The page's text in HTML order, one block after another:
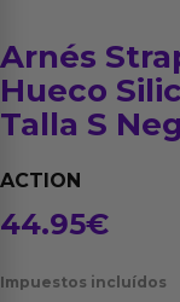
Arnés
Hueco
Talla S
ACTION
44.95€
Impuestos incluídos